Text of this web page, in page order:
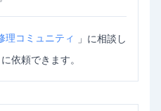
理コミュニティ 」 に相談し
に依頼できます。